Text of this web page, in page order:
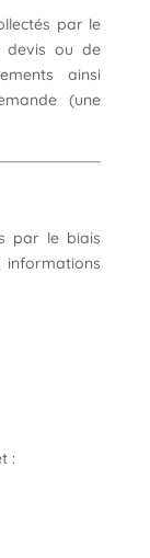
par le
devis ou de
ainsi
(une
par le biais
informations
: